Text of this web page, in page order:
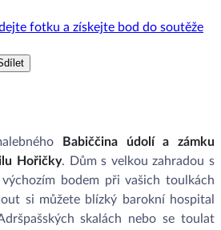
fotku a získejte bod do soutěže
Babiččina údolí a zámku
Hořičky. Dům s velkou zahradou s
bodem při vašich toulkách
si můžete blízký barokní hospital
skalách nebo se toulat